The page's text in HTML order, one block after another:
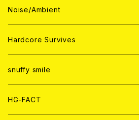
ANALOG
ANALOG
CD
ANALOG
CD
ANALOG
WORLD
CD
ANALOG
JAPAN
CD
ANALOG
WORLD
CD
ANALOG
Noise/Ambient
JAPAN
CD
ANALOG
WORLD
CD
Hardcore Survives
snuffy smile
HG-FACT